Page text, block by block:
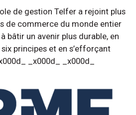
de gestion Telfer a rejoint plus
de commerce du monde entier
bâtir un avenir plus durable, en
principes et en s’efforçant
_x000d_ _x000d_